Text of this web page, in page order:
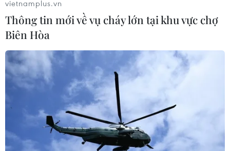
vietnamplus.vn
Thông tin mới về vụ cháy lớn tại khu vực chợ
Biên Hòa